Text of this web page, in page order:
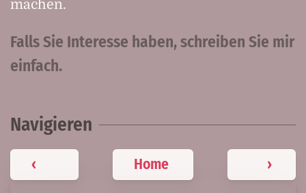
machen.
Falls Sie Interesse haben, schreiben Sie mir
einfach.
Navigieren
‹ Home ›